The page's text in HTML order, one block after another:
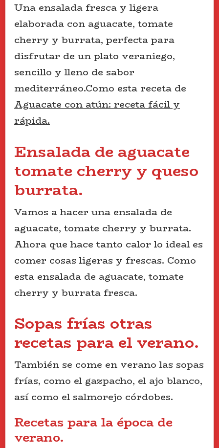
Una ensalada fresca y ligera
elaborada con aguacate, tomate
cherry y burrata, perfecta para
disfrutar de un plato veraniego,
sencillo y lleno de sabor
mediterráneo.Como esta receta de
Aguacate con atún: receta fácil y
rápida.
Ensalada de aguacate
tomate cherry y queso
burrata.
Vamos a hacer una ensalada de
aguacate, tomate cherry y burrata.
Ahora que hace tanto calor lo ideal es
comer cosas ligeras y frescas. Como
esta ensalada de aguacate, tomate
cherry y burrata fresca.
Sopas frías otras
recetas para el verano.
También se come en verano las sopas
frías, como el gazpacho, el ajo blanco,
así como el salmorejo córdobes.
Recetas para la época de
verano.